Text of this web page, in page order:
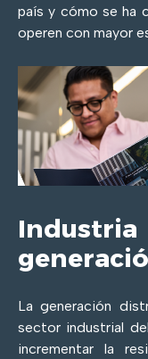
país y cómo se ha
operen con mayor
La generación
sector industrial
incrementar la